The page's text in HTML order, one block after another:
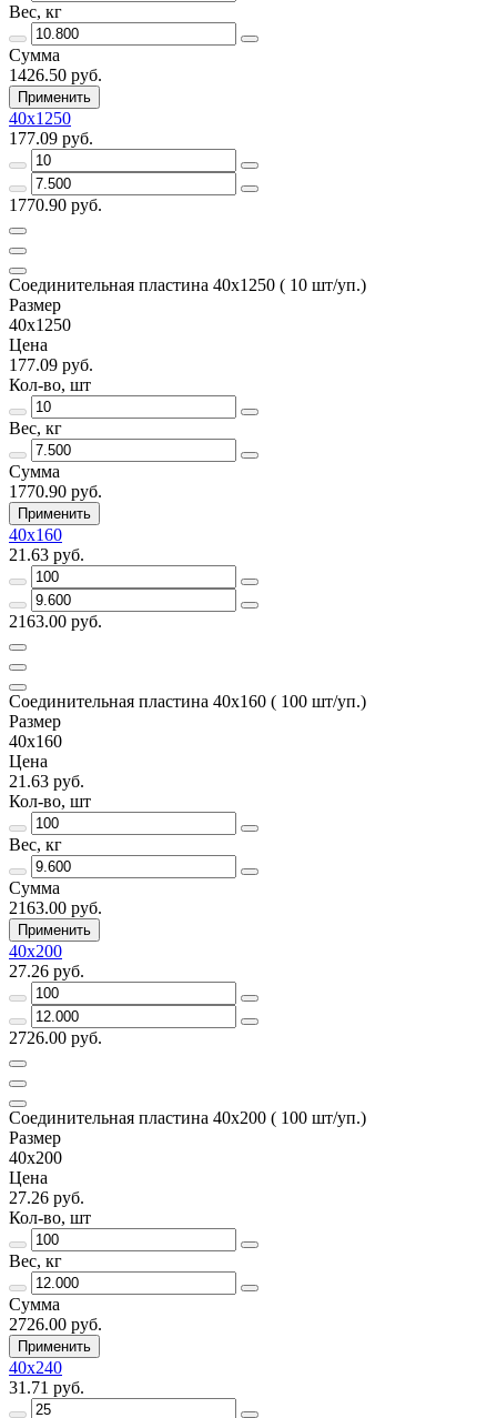
Вес, кг
Сумма
1426.50 руб.
Применить
40х1250
177.09 руб.
1770.90 руб.
Соединительная пластина 40х1250 ( 10 шт/уп.)
Размер
40х1250
Цена
177.09 руб.
Кол-во, шт
Вес, кг
Сумма
1770.90 руб.
Применить
40х160
21.63 руб.
2163.00 руб.
Соединительная пластина 40х160 ( 100 шт/уп.)
Размер
40х160
Цена
21.63 руб.
Кол-во, шт
Вес, кг
Сумма
2163.00 руб.
Применить
40х200
27.26 руб.
2726.00 руб.
Соединительная пластина 40х200 ( 100 шт/уп.)
Размер
40х200
Цена
27.26 руб.
Кол-во, шт
Вес, кг
Сумма
2726.00 руб.
Применить
40х240
31.71 руб.